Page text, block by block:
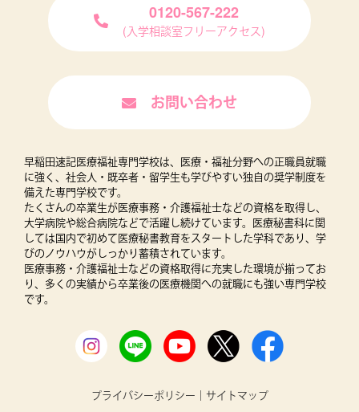
0120-567-222
(入学相談室フリーアクセス)
お問い合わせ
早稲田速記医療福祉専門学校は、医療・福祉分野への正職員就職
に強く、社会人・既卒者・留学生も学びやすい独自の奨学制度を
備えた専門学校です。
たくさんの卒業生が医療事務・介護福祉士などの資格を取得し、
大学病院や総合病院などで活躍し続けています。医療秘書科に関
しては国内で初めて医療秘書教育をスタートした学科であり、学
びのノウハウがしっかり蓄積されています。
医療事務・介護福祉士などの資格取得に充実した環境が揃ってお
り、多くの実績から卒業後の医療機関への就職にも強い専門学校
です。
プライバシーポリシー ｜ サイトマップ